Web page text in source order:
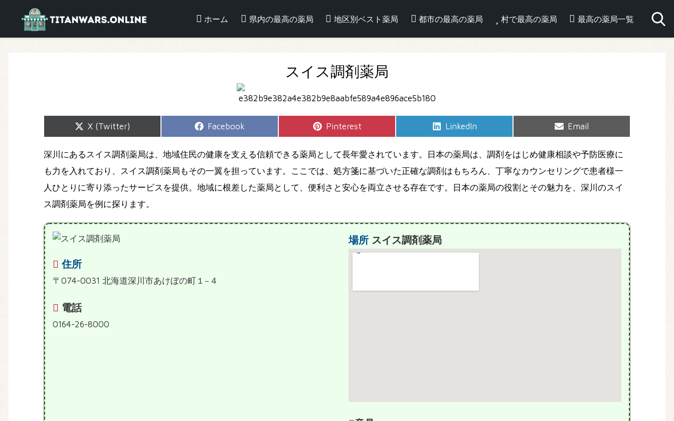
ホーム 県内の最高の薬局 地区別ベスト薬局 都市の最高の薬局 村で最高の薬局 最高の薬局一覧
スイス調剤薬局
Share
X (Twitter)
Share
Facebook
Share
Pinterest
Share
LinkedIn
Share
Email
深川にあるスイス調剤薬局は、地域住民の健康を支える信頼できる薬局として長年愛されています。日本の薬局は、調剤をはじめ健康相談や予防医療に
も力を入れており、スイス調剤薬局もその一翼を担っています。ここでは、処方箋に基づいた正確な調剤はもちろん、丁寧なカウンセリングで患者様一
人ひとりに寄り添ったサービスを提供。地域に根差した薬局として、便利さと安心を両立させる存在です。日本の薬局の役割とその魅力を、深川のスイ
ス調剤薬局を例に探ります。
住所
〒074-0031 北海道深川市あけぼの町１−４
電話
0164-26-8000
場所スイス調剤薬局